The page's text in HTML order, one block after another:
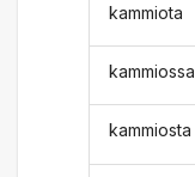
kammiota
kammiossa
kammiosta